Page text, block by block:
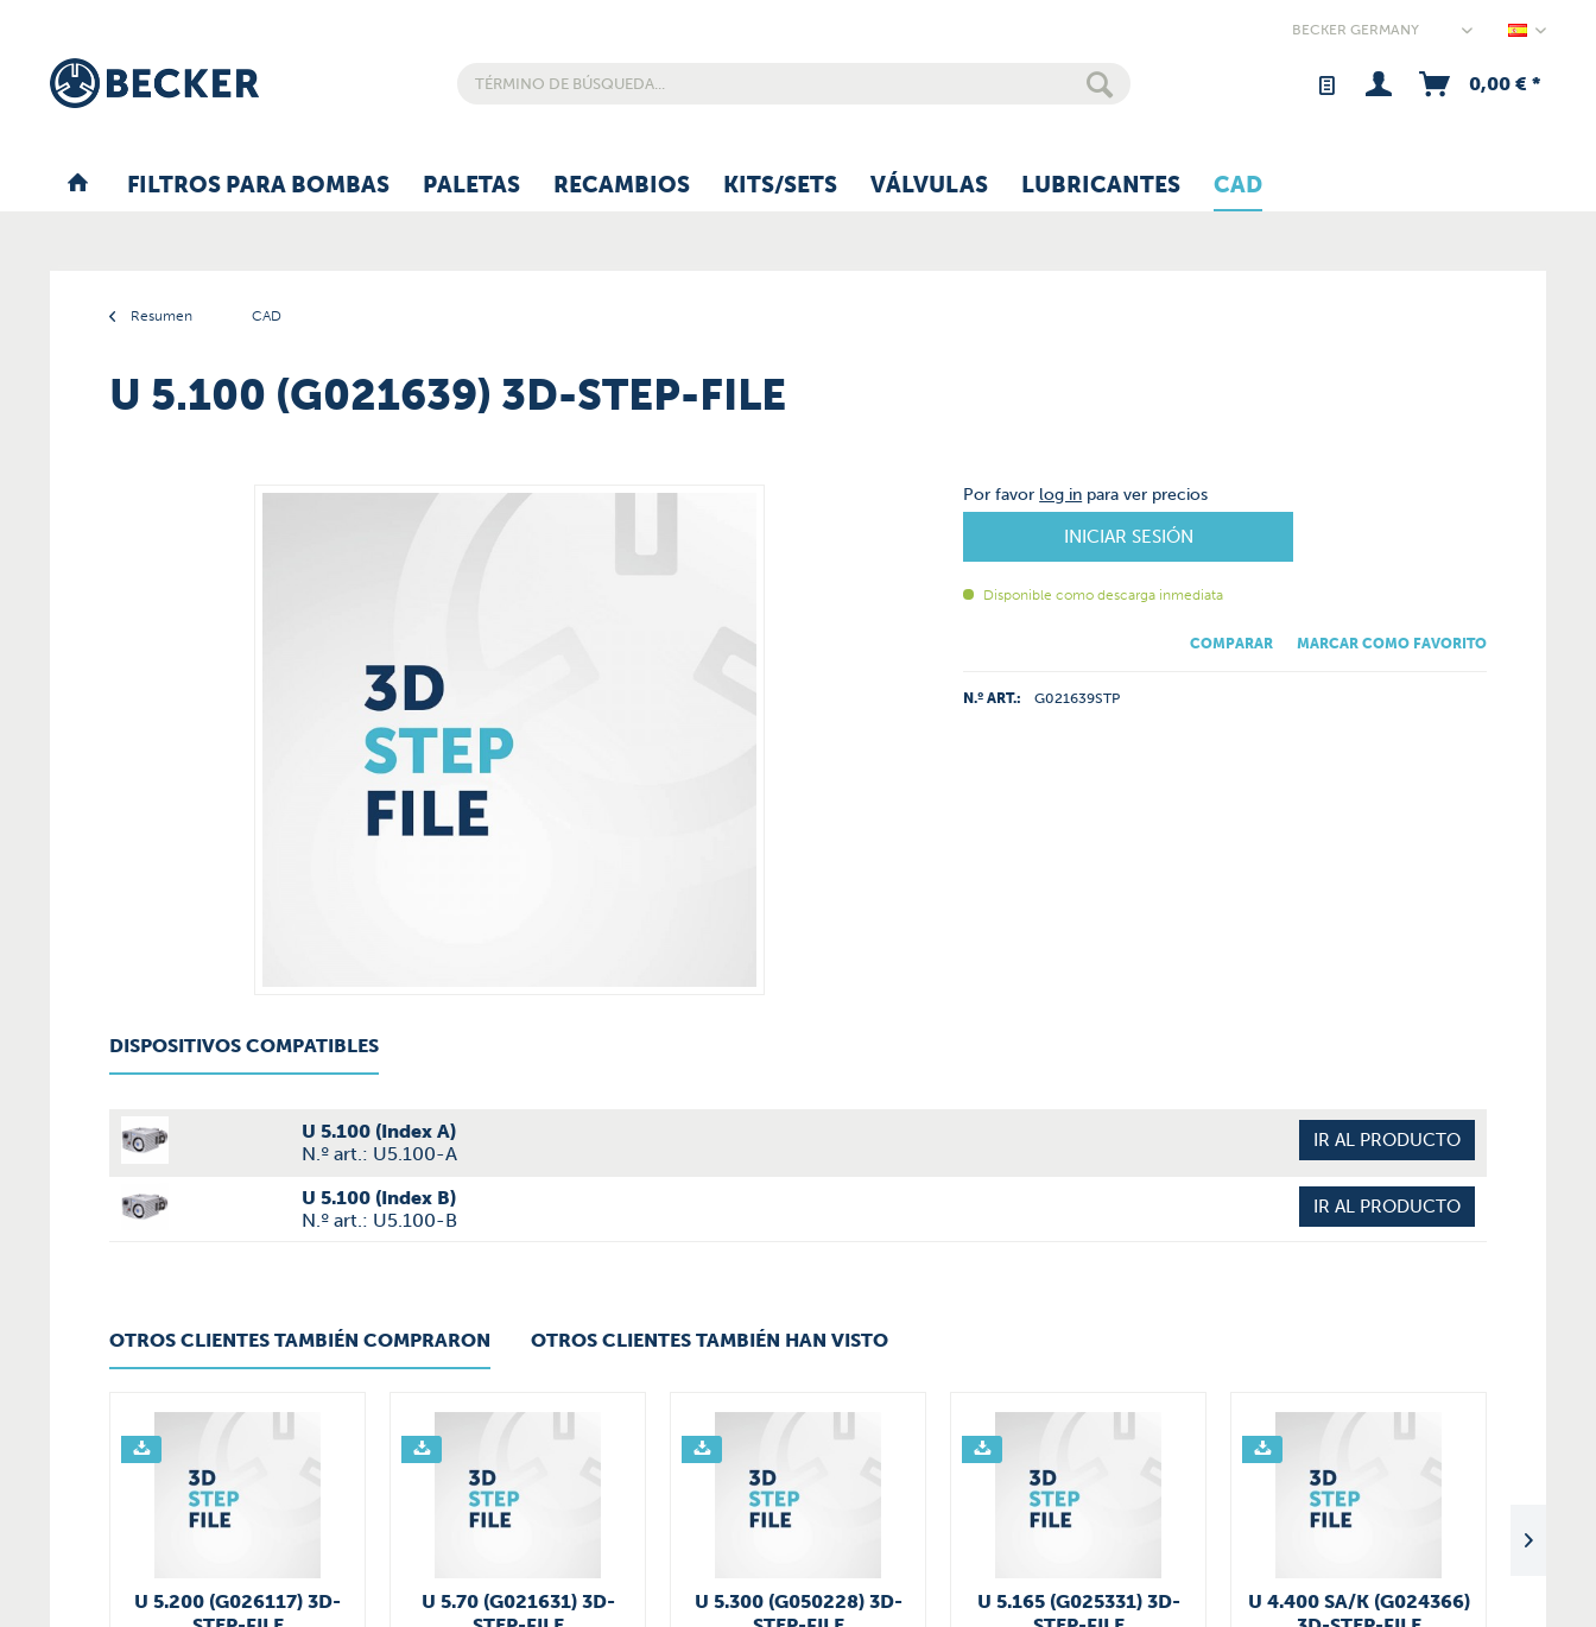
0,00 € *
FILTROS PARA BOMBAS PALETAS RECAMBIOS KITS/SETS VÁLVULAS LUBRICANTES CAD
Resumen CAD
U 5.100 (G021639) 3D-STEP-FILE
Por favor log in para ver precios
INICIAR SESIÓN
Disponible como descarga inmediata
COMPARAR MARCAR COMO FAVORITO
N.º ART.: G021639STP
DISPOSITIVOS COMPATIBLES
U 5.100 (Index A)
N.º art.: U5.100-A
IR AL PRODUCTO
U 5.100 (Index B)
N.º art.: U5.100-B
IR AL PRODUCTO
OTROS CLIENTES TAMBIÉN COMPRARON OTROS CLIENTES TAMBIÉN HAN VISTO
U 5.200 (G026117) 3D-
U 5.70 (G021631) 3D-
U 5.300 (G050228) 3D-
U 5.165 (G025331) 3D-
U 4.400 SA/K (G024366)